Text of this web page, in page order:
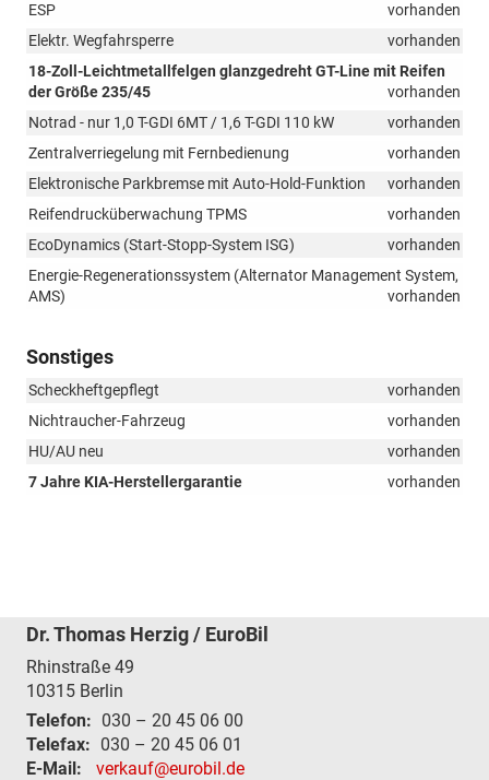
ESP
vorhanden
Elektr. Wegfahrsperre
vorhanden
18-Zoll-Leichtmetallfelgen glanzgedreht GT-Line mit Reifen
der Größe 235/45
vorhanden
Notrad - nur 1,0 T-GDI 6MT / 1,6 T-GDI 110 kW
vorhanden
Zentralverriegelung mit Fernbedienung
vorhanden
Elektronische Parkbremse mit Auto-Hold-Funktion
vorhanden
Reifendrucküberwachung TPMS
vorhanden
EcoDynamics (Start-Stopp-System ISG)
vorhanden
Energie-Regenerationssystem (Alternator Management System,
AMS)
vorhanden
Sonstiges
Scheckheftgepflegt
vorhanden
Nichtraucher-Fahrzeug
vorhanden
HU/AU neu
vorhanden
7 Jahre KIA-Herstellergarantie
vorhanden
Dr. Thomas Herzig / EuroBil
Rhinstraße 49
10315 Berlin
Telefon: 030 – 20 45 06 00
Telefax: 030 – 20 45 06 01
E-Mail:
verkauf@eurobil.de